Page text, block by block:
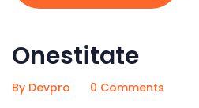
Onestitate
By Devpro 0 Comments